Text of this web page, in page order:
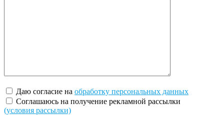
Даю согласие на обработку персональных данных
Соглашаюсь на получение рекламной рассылки
(условия рассылки)